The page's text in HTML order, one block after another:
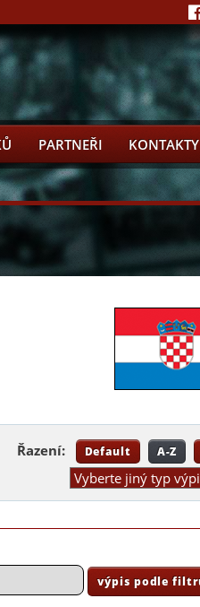
PARTNEŘI KONTAKTY
Řazení: Default A-Z